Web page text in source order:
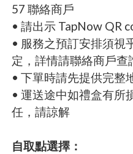
57 聯絡商戶
• 請出示 TapNow QR
• 服務之預訂安排須視
定，詳情請聯絡商戶查
• 下單時請先提供完整
• 運送途中如禮盒有所
任，請諒解
自取點選擇：